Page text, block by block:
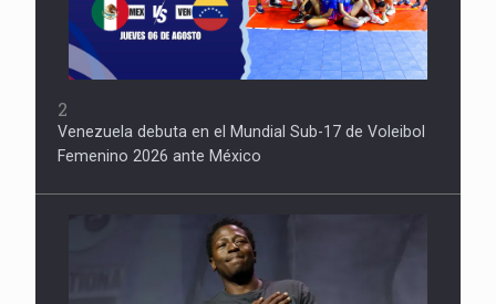
2
Venezuela debuta en el Mundial Sub-17 de Voleibol
Femenino 2026 ante México